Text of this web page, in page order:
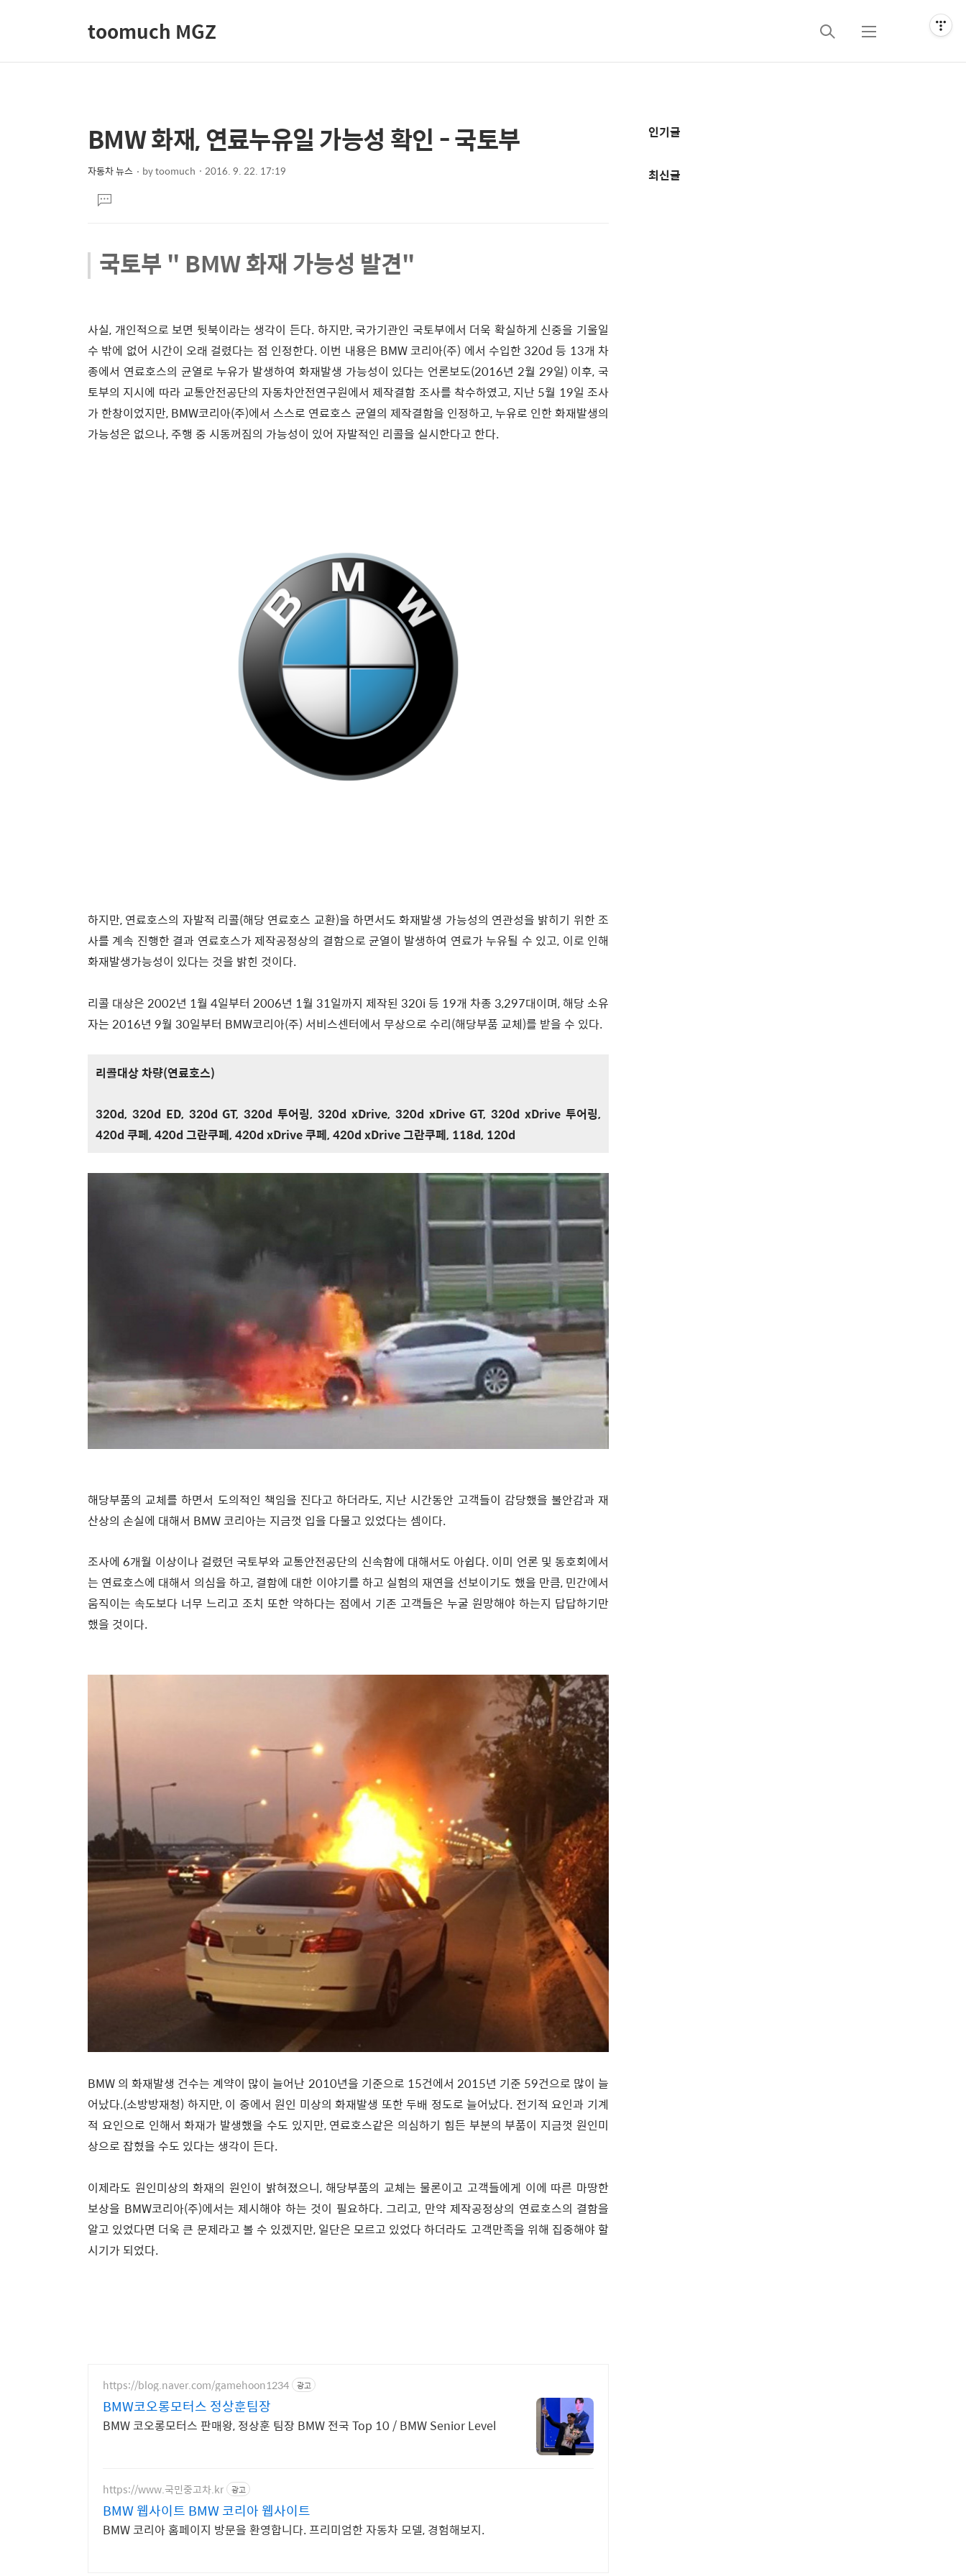
toomuch MGZ
검
메
상
세
컨
텐
본
문
제
BMW 화재, 연료누유일 가능성 확인 - 국토부
자동차 뉴스 bytoomuch 2016. 9. 22. 17:19
문댓
글
국토부 " BMW 화재 가능성 발견"
사실, 개인적으로 보면 뒷북이라는 생각이 든다. 하지만, 국가기관인 국토부에서 더욱 확실하게 신중을 기울일
수 밖에 없어 시간이 오래 걸렸다는 점 인정한다. 이번 내용은 BMW 코리아(주) 에서 수입한 320d 등 13개 차
종에서 연료호스의 균열로 누유가 발생하여 화재발생 가능성이 있다는 언론보도(2016년 2월 29일) 이후, 국
토부의 지시에 따라 교통안전공단의 자동차안전연구원에서 제작결함 조사를 착수하였고, 지난 5월 19일 조사
가 한창이었지만, BMW코리아(주)에서 스스로 연료호스 균열의 제작결함을 인정하고, 누유로 인한 화재발생의
가능성은 없으나, 주행 중 시동꺼짐의 가능성이 있어 자발적인 리콜을 실시한다고 한다.
하지만, 연료호스의 자발적 리콜(해당 연료호스 교환)을 하면서도 화재발생 가능성의 연관성을 밝히기 위한 조
사를 계속 진행한 결과 연료호스가 제작공정상의 결함으로 균열이 발생하여 연료가 누유될 수 있고, 이로 인해
화재발생가능성이 있다는 것을 밝힌 것이다.
리콜 대상은 2002년 1월 4일부터 2006년 1월 31일까지 제작된 320i 등 19개 차종 3,297대이며, 해당 소유
자는 2016년 9월 30일부터 BMW코리아(주) 서비스센터에서 무상으로 수리(해당부품 교체)를 받을 수 있다.
리콜대상 차량(연료호스)
320d, 320d ED, 320d GT, 320d 투어링, 320d xDrive, 320d xDrive GT, 320d xDrive 투어링,
420d 쿠페, 420d 그란쿠페, 420d xDrive 쿠페, 420d xDrive 그란쿠페, 118d, 120d
해당부품의 교체를 하면서 도의적인 책임을 진다고 하더라도, 지난 시간동안 고객들이 감당했을 불안감과 재
산상의 손실에 대해서 BMW 코리아는 지금껏 입을 다물고 있었다는 셈이다.
조사에 6개월 이상이나 걸렸던 국토부와 교통안전공단의 신속함에 대해서도 아쉽다. 이미 언론 및 동호회에서
는 연료호스에 대해서 의심을 하고, 결함에 대한 이야기를 하고 실험의 재연을 선보이기도 했을 만큼, 민간에서
움직이는 속도보다 너무 느리고 조치 또한 약하다는 점에서 기존 고객들은 누굴 원망해야 하는지 답답하기만
했을 것이다.
BMW 의 화재발생 건수는 계약이 많이 늘어난 2010년을 기준으로 15건에서 2015년 기준 59건으로 많이 늘
어났다.(소방방재청) 하지만, 이 중에서 원인 미상의 화재발생 또한 두배 정도로 늘어났다. 전기적 요인과 기계
적 요인으로 인해서 화재가 발생했을 수도 있지만, 연료호스같은 의심하기 힘든 부분의 부품이 지금껏 원인미
상으로 잡혔을 수도 있다는 생각이 든다.
이제라도 원인미상의 화재의 원인이 밝혀졌으니, 해당부품의 교체는 물론이고 고객들에게 이에 따른 마땅한
보상을 BMW코리아(주)에서는 제시해야 하는 것이 필요하다. 그리고, 만약 제작공정상의 연료호스의 결함을
알고 있었다면 더욱 큰 문제라고 볼 수 있겠지만, 일단은 모르고 있었다 하더라도 고객만족을 위해 집중해야 할
시기가 되었다.
https://blog.naver.com/gamehoon1234 광고
BMW코오롱모터스 정상훈팀장
BMW 코오롱모터스 판매왕, 정상훈 팀장 BMW 전국 Top 10 / BMW Senior Level
https://www.국민중고차.kr 광고
BMW 웹사이트 BMW 코리아 웹사이트
BMW 코리아 홈페이지 방문을 환영합니다. 프리미엄한 자동차 모델, 경험해보지.
추
정
인기글
최신글